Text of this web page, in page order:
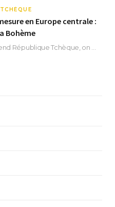
en Europe centrale :
Bohème